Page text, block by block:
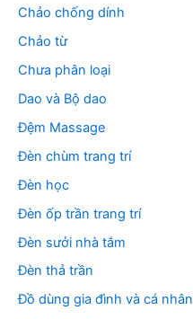
Chảo chống dính
Chảo từ
Chưa phân loại
Dao và Bộ dao
Đệm Massage
Đèn chùm trang trí
Đèn học
Đèn ốp trần trang trí
Đèn sưởi nhà tắm
Đèn thả trần
Đồ dùng gia đình và cá nhân